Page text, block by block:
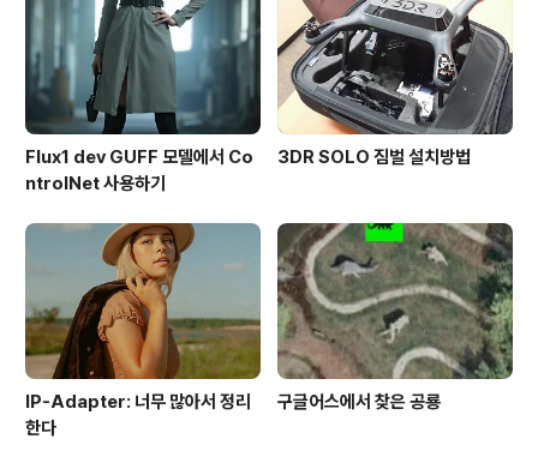
Flux1 dev GUFF 모델에서 Co
ntrolNet 사용하기
3DR SOLO 짐벌 설치방법
IP-Adapter: 너무 많아서 정리
한다
구글어스에서 찾은 공룡